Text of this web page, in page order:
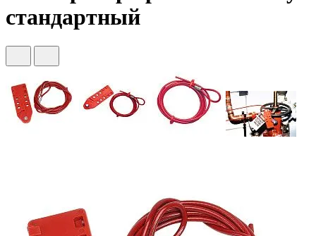
стандартный